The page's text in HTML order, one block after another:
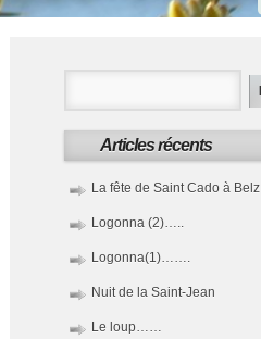
Articles récents
La fête de Saint Cado à Belz
Logonna (2)…..
Logonna(1)…….
Nuit de la Saint-Jean
Le loup……